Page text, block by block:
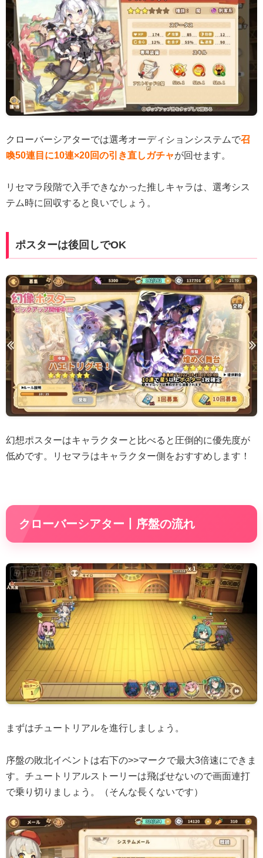
クローバーシアターでは選考オーディションシステムで召
喚50連目に10連×20回の引き直しガチャが回せます。
リセマラ段階で入手できなかった推しキャラは、選考シス
テム時に回収すると良いでしょう。
ポスターは後回しでOK
幻想ポスターはキャラクターと比べると圧倒的に優先度が
低めです。リセマラはキャラクター側をおすすめします！
クローバーシアター丨序盤の流れ
まずはチュートリアルを進行しましょう。
序盤の敗北イベントは右下の>>マークで最大3倍速にできま
す。チュートリアルストーリーは飛ばせないので画面連打
で乗り切りましょう。（そんな長くないです）